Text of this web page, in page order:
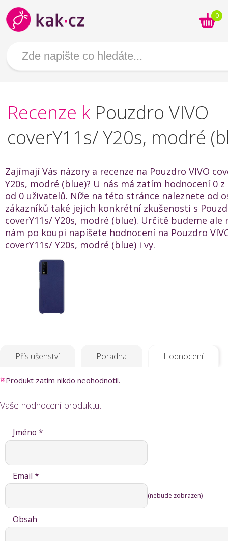
0
Recenze k Pouzdro VIVO
coverY11s/ Y20s, modré
Zajímají Vás názory a recenze na Pouzdro VIVO
Y20s, modré (blue)? U nás má zatím hodnocení 0 z
od 0 uživatelů. Níže na této stránce naleznete od
zákazníků také jejich konkrétní zkušenosti s
coverY11s/ Y20s, modré (blue). Určitě budeme ale
nám po koupi napíšete hodnocení na Pouzdro
coverY11s/ Y20s, modré (blue) i vy.
Příslušenství Poradna Hodnocení
Produkt zatím nikdo neohodnotil.
Vaše hodnocení produktu.
Jméno *
Email *
(nebude zobrazen)
Obsah